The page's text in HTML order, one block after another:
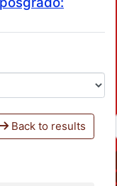
Back to results